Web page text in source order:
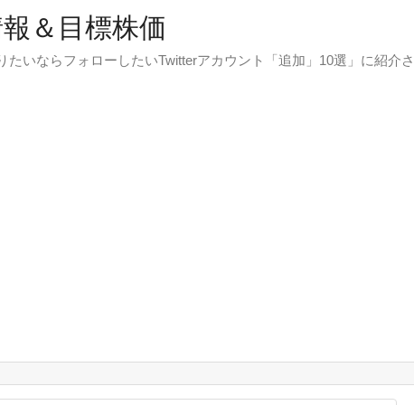
＆目標株価
いならフォローしたいTwitterアカウント「追加」10選」に紹介